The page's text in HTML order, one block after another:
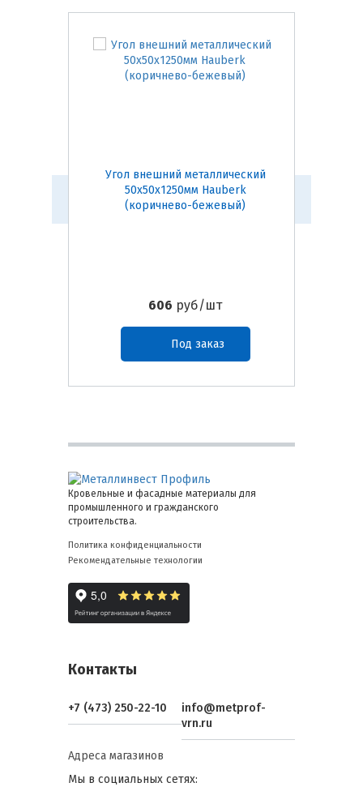
Угол внешний металлический
50х50х1250мм Hauberk
(коричнево-бежевый)
606 руб/шт
Под заказ
Кровельные и фасадные материалы для
промышленного и гражданского
строительства.
Политика конфиденциальности
Рекомендательные технологии
Контакты
+7 (473) 250-22-10
info@metprof-
vrn.ru
Адреса магазинов
Мы в социальных сетях: